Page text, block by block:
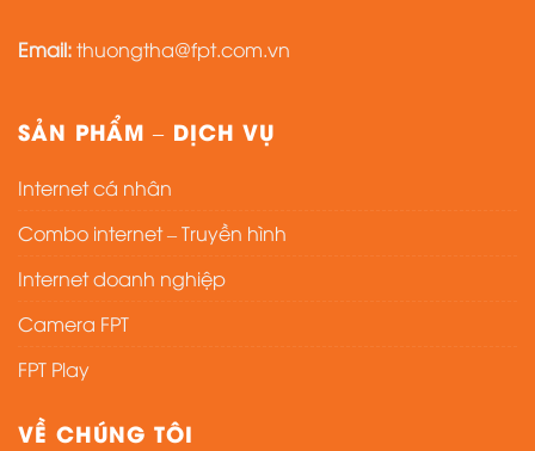
Email:thuongtha@fpt.com.vn
SẢN PHẨM – DỊCH VỤ
Internet cá nhân
Combo internet – Truyền hình
Internet doanh nghiệp
Camera FPT
FPT Play
VỀ CHÚNG TÔI